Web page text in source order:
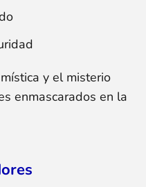
y el misterio
enmascarados en la